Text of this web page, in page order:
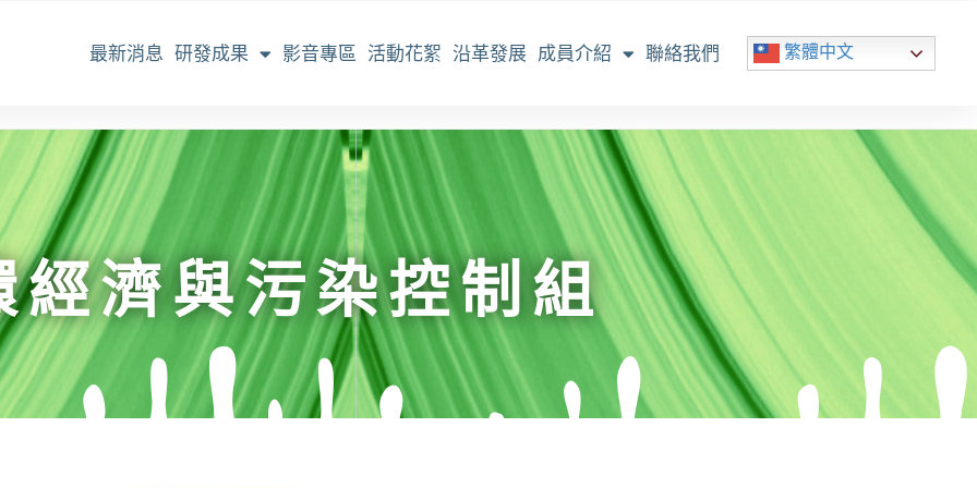
最新消息 研發成果 影音專區 活動花絮 沿革發展 成員介紹 聯絡我們 繁體中文
經濟與污染控制組